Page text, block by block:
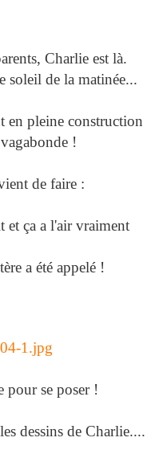
Charlie est là.
soleil de la matinée...
en pleine construction
!
de faire :
ça a l'air vraiment
a été appelé !
pour se poser !
dessins de Charlie....